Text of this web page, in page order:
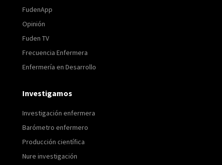
FudenApp
Opinión
Fuden TV
Frecuencia Enfermera
Enfermería en Desarrollo
Investigamos
Investigación enfermera
Barómetro enfermero
Producción científica
Nure investigación